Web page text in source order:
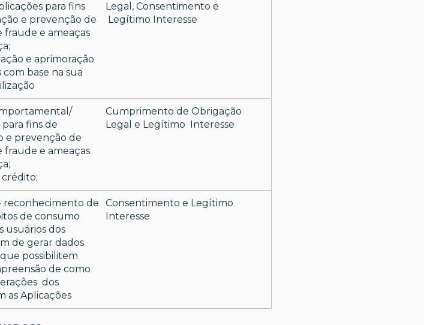
para fins
e prevenção de
fraude e ameaças
e aprimoração
com base na sua
Legal, Consentimento e
Legítimo Interesse
fins de
e prevenção de
fraude e ameaças
crédito;
Cumprimento de Obrigação
Legal e Legítimo Interesse
reconhecimento de
de consumo
usuários dos
de gerar dados
possibilitem
de como
dos
as Aplicações
Consentimento e Legítimo
Interesse